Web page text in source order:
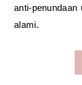
anti-
alami.